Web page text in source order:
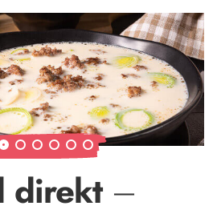
direkt–